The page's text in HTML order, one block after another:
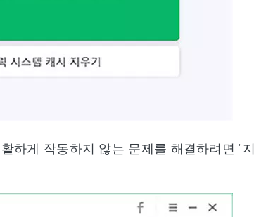
하게 작동하지 않는 문제를 해결하려면 "지